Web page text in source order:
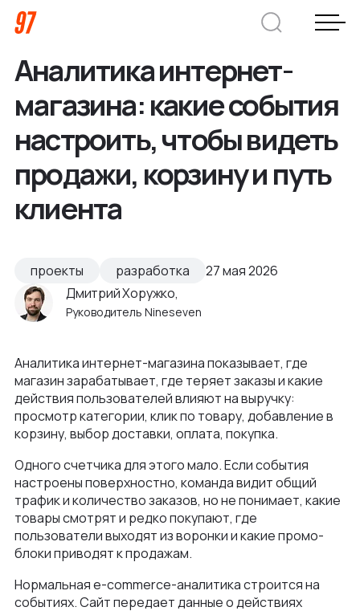
Дмитрий Хоружко
CEO Nineseven
Оставить заявку
Компания
О нас
Как мы ведем проекты
Новости
Политика конфиденциальности
Отзывы
Контакты
Услуги
Интеграции и омниканальность
Интеграция в вашу команду
UX\UI-дизайн и проектирование
Платформа e-commerce на Laravel
Разработка на 1С‑Битрикс
Разработка конфигураторов
Отрасли
Автодилеры
Финансы
Телеком
Блог
Контакты
+375 (29) 32-78-146
info@nineseven.ru
Минск, Тимирязева 72/1
Москва, 2-я Тверская-Ямская 18, помещ.
Аналитика интернет-
магазина: какие события
настроить, чтобы видеть
продажи, корзину и путь
клиента
проекты разработка
27 мая 2026
Дмитрий Хоружко,
Руководитель Nineseven
Аналитика интернет-магазина показывает, где
магазин зарабатывает, где теряет заказы и какие
действия пользователей влияют на выручку:
просмотр категории, клик по товару, добавление в
корзину, выбор доставки, оплата, покупка.
Одного счетчика для этого мало. Если события
настроены поверхностно, команда видит общий
трафик и количество заказов, но не понимает, какие
товары смотрят и редко покупают, где
пользователи выходят из воронки и какие промо-
блоки приводят к продажам.
Нормальная e-commerce-аналитика строится на
событиях. Сайт передает данные о действиях